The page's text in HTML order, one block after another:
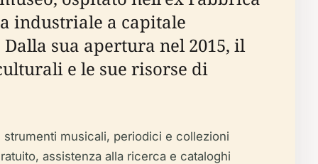
industriale a capitale
sua apertura nel 2015, il
e le sue risorse di
musicali, periodici e collezioni
assistenza alla ricerca e cataloghi